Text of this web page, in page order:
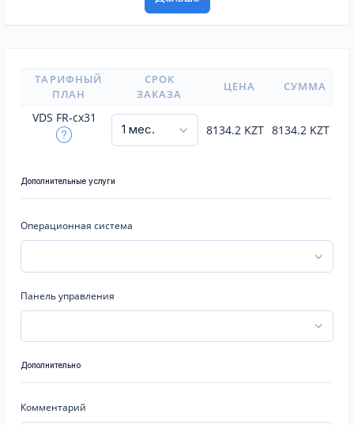
ТАРИФНЫЙ
ПЛАН
СРОК
ЗАКАЗА
ЦЕНА СУММА
VDS FR-cx31
8134.2 KZT 8134.2 KZT
Дополнительные услуги
Операционная система
Панель управления
Дополнительно
Комментарий